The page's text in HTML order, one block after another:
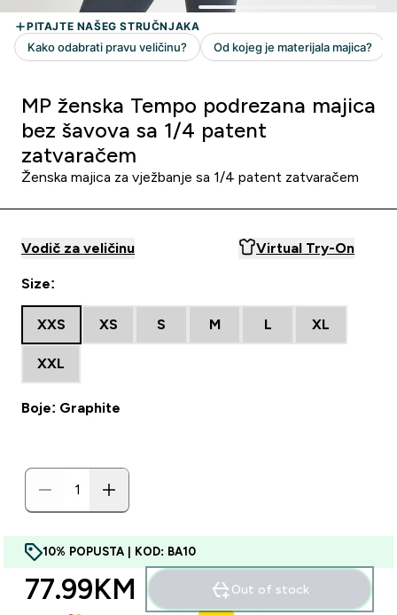
MP ženska Tempo podrezana majica
bez šavova sa 1/4 patent
zatvaračem
Ženska majica za vježbanje sa 1/4 patent zatvaračem
Vodič za veličinu Virtual Try-On
Size:
XXS XS S M L XL
XXL
Boje: Graphite
10% POPUSTA | KOD: BA10
77.99KM‎ Out of stock